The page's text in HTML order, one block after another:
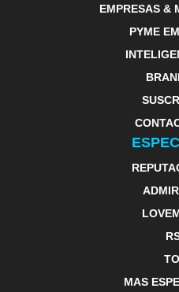
EMPRESAS &
PYME
MAS